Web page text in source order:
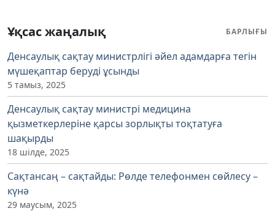
Ұқсас жаңалық БАРЛЫҒЫ
Денсаулық сақтау министрлігі әйел адамдарға тегін
мүшеқаптар беруді ұсынды
5 тамыз, 2025
Денсаулық сақтау министрі медицина
қызметкерлеріне қарсы зорлықты тоқтатуға
шақырды
18 шілде, 2025
Сақтансаң – сақтайды: Рөлде телефонмен сөйлесу –
күнә
29 маусым, 2025